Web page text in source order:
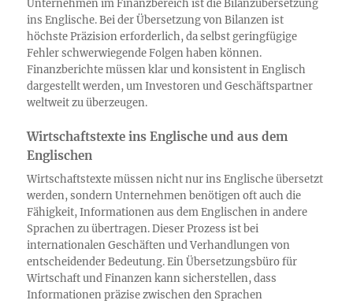
Unternehmen im Finanzbereich ist die Bilanzübersetzung
ins Englische. Bei der Übersetzung von Bilanzen ist
höchste Präzision erforderlich, da selbst geringfügige
Fehler schwerwiegende Folgen haben können.
Finanzberichte müssen klar und konsistent in Englisch
dargestellt werden, um Investoren und Geschäftspartner
weltweit zu überzeugen.
Wirtschaftstexte ins Englische und aus dem
Englischen
Wirtschaftstexte müssen nicht nur ins Englische übersetzt
werden, sondern Unternehmen benötigen oft auch die
Fähigkeit, Informationen aus dem Englischen in andere
Sprachen zu übertragen. Dieser Prozess ist bei
internationalen Geschäften und Verhandlungen von
entscheidender Bedeutung. Ein Übersetzungsbüro für
Wirtschaft und Finanzen kann sicherstellen, dass
Informationen präzise zwischen den Sprachen